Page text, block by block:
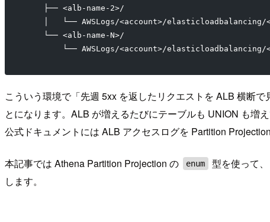
    ├── <alb-name-2>/
│   └── AWSLogs/<account>/
    └── <alb-name-N>/
└── AWSLogs/<account>/
こういう環境で「先週 5xx を返したリクエストを ALB 横断
とになります。ALB が増えるたびにテーブルも UNION も増え
公式ドキュメントには ALB アクセスログを Partition
本記事では Athena Partition Projection の enum
型を使って
します。